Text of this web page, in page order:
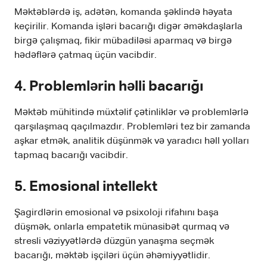
Məktəblərdə iş, adətən, komanda şəklində həyata
keçirilir. Komanda işləri bacarığı digər əməkdaşlarla
birgə çalışmaq, fikir mübadiləsi aparmaq və birgə
hədəflərə çatmaq üçün vacibdir.
4. Problemlərin həlli bacarığı
Məktəb mühitində müxtəlif çətinliklər və problemlərlə
qarşılaşmaq qaçılmazdır. Problemləri tez bir zamanda
aşkar etmək, analitik düşünmək və yaradıcı həll yolları
tapmaq bacarığı vacibdir.
5. Emosional intellekt
Şagirdlərin emosional və psixoloji rifahını başa
düşmək, onlarla empatetik münasibət qurmaq və
stresli vəziyyətlərdə düzgün yanaşma seçmək
bacarığı, məktəb işçiləri üçün əhəmiyyətlidir.